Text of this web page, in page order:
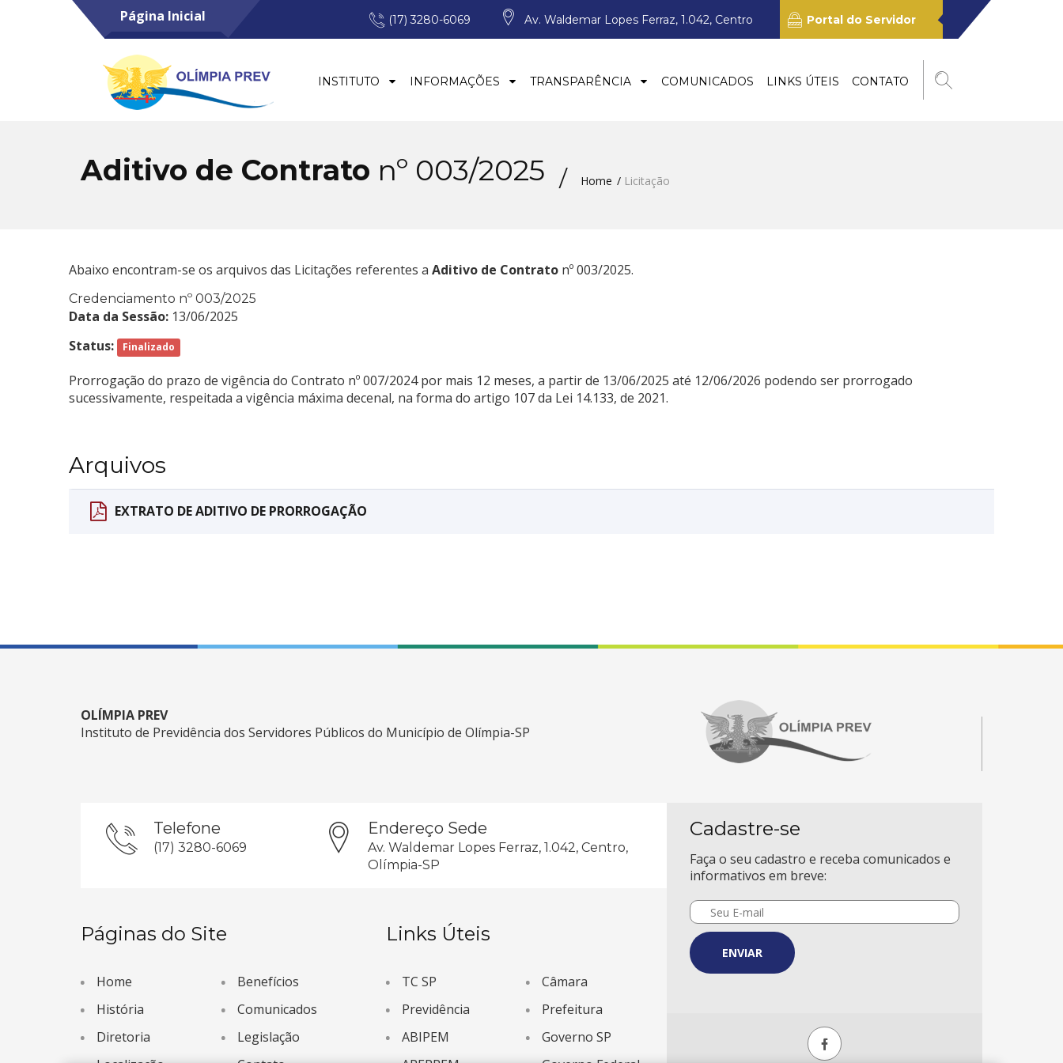
Página Inicial (17) 3280-6069 Av. Waldemar Lopes Ferraz, 1.042, Centro Portal do Servidor
INSTITUTO INFORMAÇÕES TRANSPARÊNCIA COMUNICADOS LINKS ÚTEIS CONTATO
Aditivo de Contrato nº 003/2025 Home Licitação
Abaixo encontram-se os arquivos das Licitações referentes a Aditivo de Contrato nº 003/2025.
Credenciamento nº 003/2025
Data da Sessão: 13/06/2025
Status:
Finalizado
Prorrogação do prazo de vigência do Contrato nº 007/2024 por mais 12 meses, a partir de 13/06/2025 até 12/06/2026 podendo ser prorrogado
sucessivamente, respeitada a vigência máxima decenal, na forma do artigo 107 da Lei 14.133, de 2021.
Arquivos
EXTRATO DE ADITIVO DE PRORROGAÇÃO
OLÍMPIA PREV
Instituto de Previdência dos Servidores Públicos do Município de Olímpia-SP
Telefone
(17) 3280-6069
Endereço Sede
Av. Waldemar Lopes Ferraz, 1.042, Centro,
Olímpia-SP
Páginas do Site
Home
História
Diretoria
Benefícios
Comunicados
Legislação
Links Úteis
TC SP
Previdência
ABIPEM
Câmara
Prefeitura
Governo SP
Cadastre-se
Faça o seu cadastro e receba comunicados e
informativos em breve:
ENVIAR